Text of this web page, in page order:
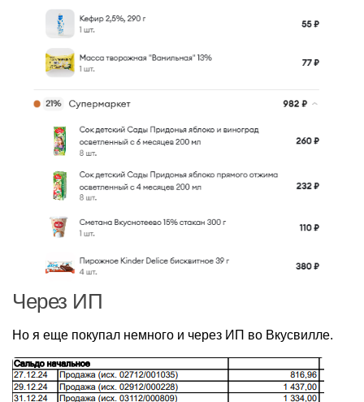
Через ИП
Но я еще покупал немного и через ИП во Вкусвилле.